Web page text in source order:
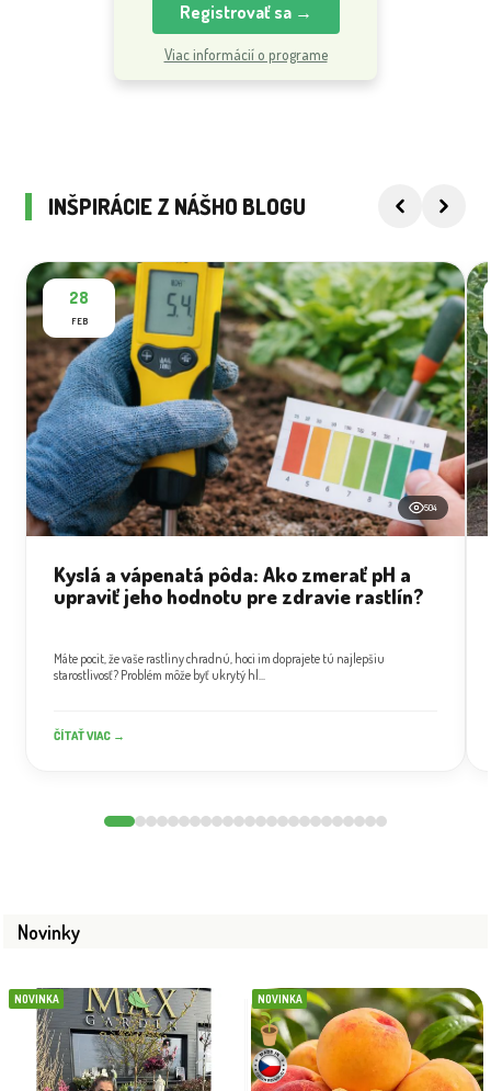
Registrovať sa →
Viac informácií o programe
INŠPIRÁCIE Z NÁŠHO BLOGU
28
FEB
504
Kyslá a vápenatá pôda: Ako zmerať pH a
upraviť jeho hodnotu pre zdravie rastlín?
Máte pocit, že vaše rastliny chradnú, hoci im doprajete tú najlepšiu
starostlivosť? Problém môže byť ukrytý hl...
ČÍTAŤ VIAC →
Novinky
NOVINKA NOVINKA